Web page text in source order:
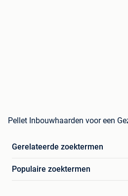
Pellet Inbouwhaarden voor een
Gerelateerde zoektermen
Populaire zoektermen